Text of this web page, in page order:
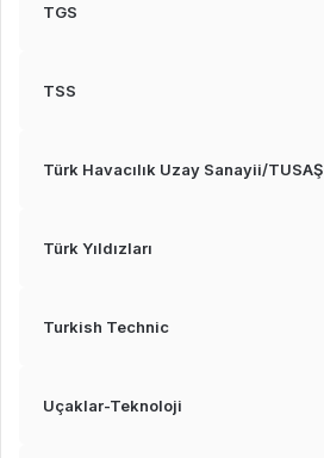
TGS
TSS
Türk Havacılık Uzay Sanayii/TUSAŞ
Türk Yıldızları
Turkish Technic
Uçaklar-Teknoloji